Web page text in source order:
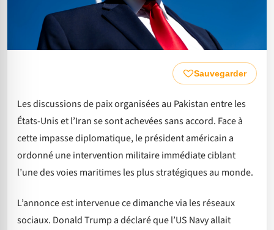
Sauvegarder
Les discussions de paix organisées au Pakistan entre les
États-Unis et l’Iran se sont achevées sans accord. Face à
cette impasse diplomatique, le président américain a
ordonné une intervention militaire immédiate ciblant
l’une des voies maritimes les plus stratégiques au monde.
L’annonce est intervenue ce dimanche via les réseaux
sociaux. Donald Trump a déclaré que l’US Navy allait